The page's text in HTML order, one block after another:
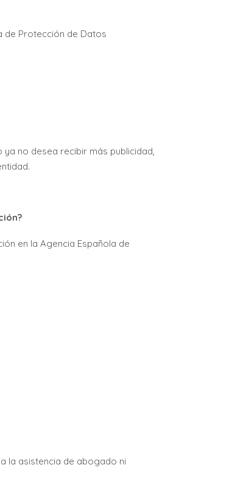
de Protección de Datos
no desea recibir más publicidad,
en la Agencia Española de
la asistencia de abogado ni